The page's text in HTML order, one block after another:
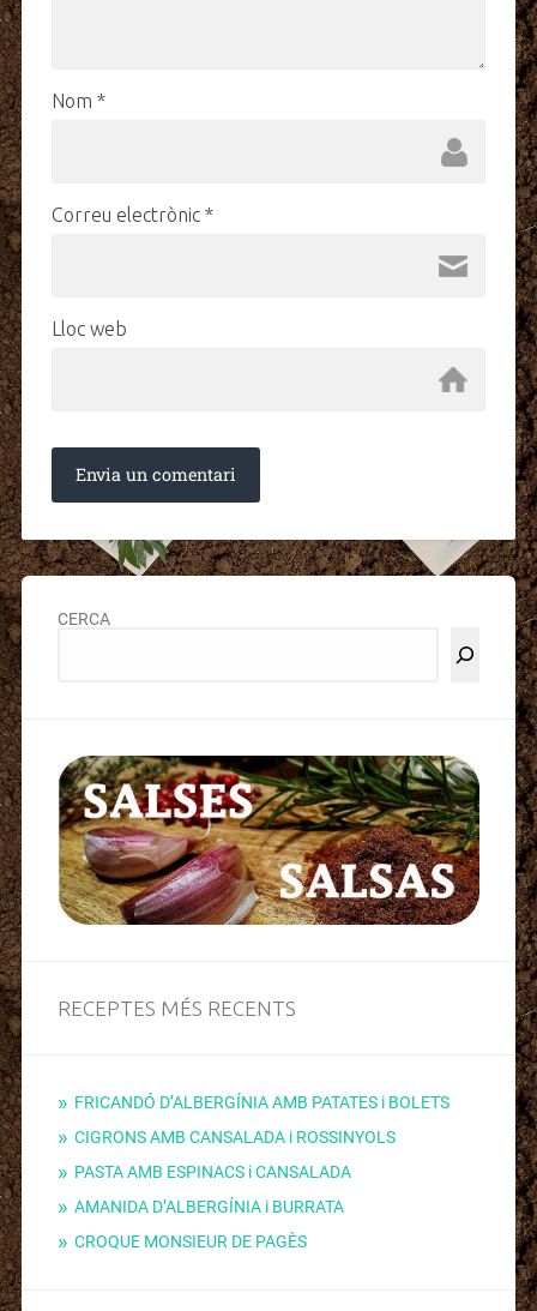
Nom *
Correu electrònic *
Lloc web
CERCA
RECEPTES MÉS RECENTS
FRICANDÓ D’ALBERGÍNIA AMB PATATES i BOLETS
CIGRONS AMB CANSALADA i ROSSINYOLS
PASTA AMB ESPINACS i CANSALADA
AMANIDA D’ALBERGÍNIA i BURRATA
CROQUE MONSIEUR DE PAGÈS